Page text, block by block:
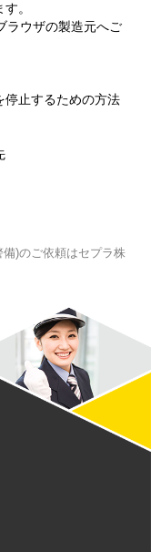
。
ラウザの製造元へご
停止するための方法
)のご依頼はセプラ株